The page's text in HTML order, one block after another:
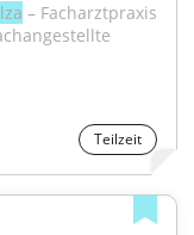
– Facharztpraxis
Teilzeit